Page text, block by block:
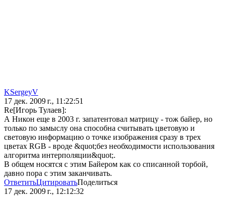
KSergeyV
17 дек. 2009 г., 11:22:51
Re[Игорь Тулаев]:
А Никон еще в 2003 г. запатентовал матрицу - тож байер, но
только по замыслу она способна считывать цветовую и
световую информацию о точке изображения сразу в трех
цветах RGB - вроде &quot;без необходимости использования
алгоритма интерполяции&quot;.
В общем носятся с этим Байером как со списанной торбой,
давно пора с этим заканчивать.
ОтветитьЦитироватьПоделиться
17 дек. 2009 г., 12:12:32